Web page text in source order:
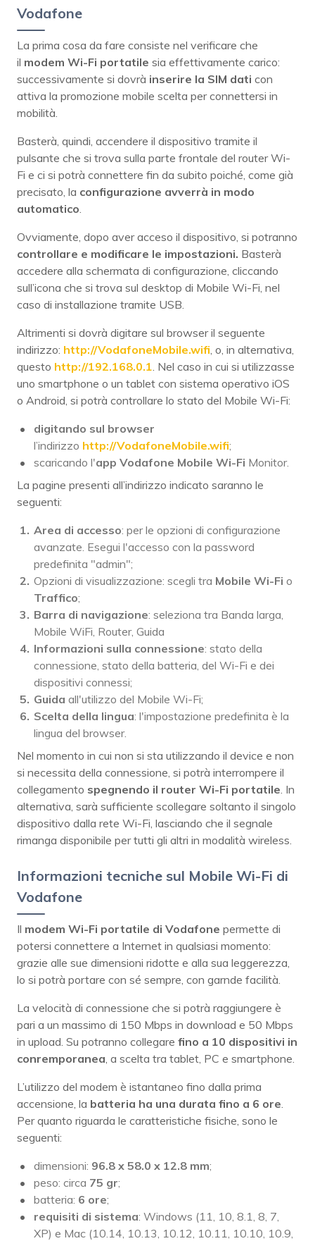
Vodafone
La prima cosa da fare consiste nel verificare che
il modem Wi-Fi portatile sia effettivamente carico:
successivamente si dovrà inserire la SIM dati con
attiva la promozione mobile scelta per connettersi in
mobilità.
Basterà, quindi, accendere il dispositivo tramite il
pulsante che si trova sulla parte frontale del router Wi-
Fi e ci si potrà connettere fin da subito poiché, come già
precisato, la configurazione avverrà in modo
automatico.
Ovviamente, dopo aver acceso il dispositivo, si potranno
controllare e modificare le impostazioni. Basterà
accedere alla schermata di configurazione, cliccando
sull’icona che si trova sul desktop di Mobile Wi-Fi, nel
caso di installazione tramite USB.
Altrimenti si dovrà digitare sul browser il seguente
indirizzo: http://VodafoneMobile.wifi, o, in alternativa,
questo http://192.168.0.1. Nel caso in cui si utilizzasse
uno smartphone o un tablet con sistema operativo iOS
o Android, si potrà controllare lo stato del Mobile Wi-Fi:
digitando sul browser
l’indirizzo http://VodafoneMobile.wifi;
scaricando l'app Vodafone Mobile Wi-Fi Monitor.
La pagine presenti all’indirizzo indicato saranno le
seguenti:
Area di accesso: per le opzioni di configurazione
avanzate. Esegui l'accesso con la password
predefinita "admin";
Opzioni di visualizzazione: scegli tra Mobile Wi-Fi o
Traffico;
Barra di navigazione: seleziona tra Banda larga,
Mobile WiFi, Router, Guida
Informazioni sulla connessione: stato della
connessione, stato della batteria, del Wi-Fi e dei
dispositivi connessi;
Guida all'utilizzo del Mobile Wi-Fi;
Scelta della lingua: l'impostazione predefinita è la
lingua del browser.
Nel momento in cui non si sta utilizzando il device e non
si necessita della connessione, si potrà interrompere il
collegamento spegnendo il router Wi-Fi portatile. In
alternativa, sarà sufficiente scollegare soltanto il singolo
dispositivo dalla rete Wi-Fi, lasciando che il segnale
rimanga disponibile per tutti gli altri in modalità wireless.
Informazioni tecniche sul Mobile Wi-Fi di
Vodafone
Il modem Wi-Fi portatile di Vodafone permette di
potersi connettere a Internet in qualsiasi momento:
grazie alle sue dimensioni ridotte e alla sua leggerezza,
lo si potrà portare con sé sempre, con garnde facilità.
La velocità di connessione che si potrà raggiungere è
pari a un massimo di 150 Mbps in download e 50 Mbps
in upload. Su potranno collegare fino a 10 dispositivi in
conremporanea, a scelta tra tablet, PC e smartphone.
L’utilizzo del modem è istantaneo fino dalla prima
accensione, la batteria ha una durata fino a 6 ore.
Per quanto riguarda le caratteristiche fisiche, sono le
seguenti:
dimensioni: 96.8 x 58.0 x 12.8 mm;
peso: circa 75 gr;
batteria: 6 ore;
requisiti di sistema: Windows (11, 10, 8.1, 8, 7,
XP) e Mac (10.14, 10.13, 10.12, 10.11, 10.10, 10.9,